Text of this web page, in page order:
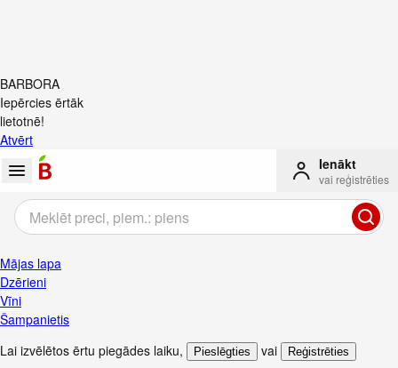
BARBORA
Iepērcies ērtāk
lietotnē!
Atvērt
Ienākt
vai reģistrēties
Mājas lapa
Dzērieni
Vīni
Šampanietis
Lai izvēlētos ērtu piegādes laiku, Pieslēgties vai Reģistrēties